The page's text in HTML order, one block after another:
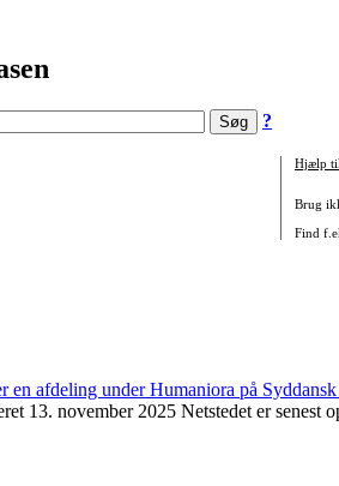
?
Hjælp til
Brug
Find
13. november 2025 Netstedet er senest